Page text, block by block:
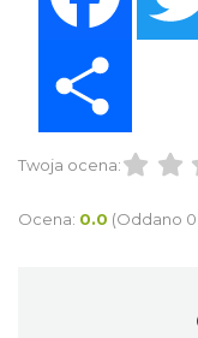
Twoja ocena:
Ocena: 0.0 (Oddano 0